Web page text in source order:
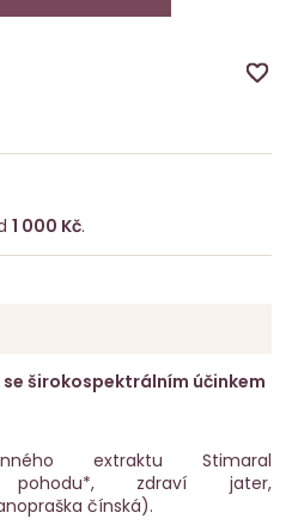
1 000 Kč.
širokospektrálním účinkem
extraktu Stimaral
zdraví jater,
čínská).